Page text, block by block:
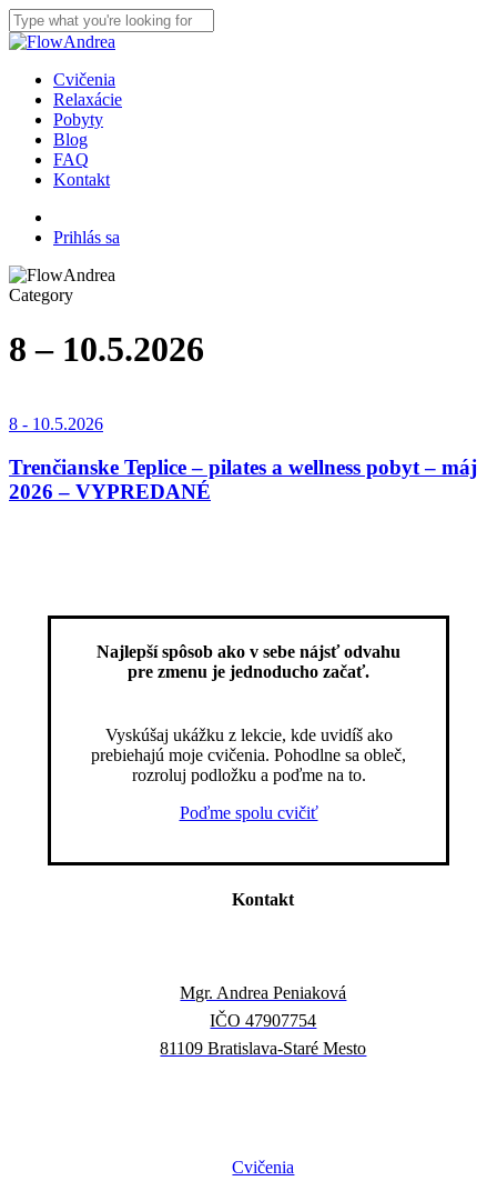
Skip
to
content
Close
Menu
Cvičenia
Relaxácie
Pobyty
Blog
FAQ
Kontakt
Prihlás sa
Category
8 – 10.5.2026
8 - 10.5.2026
Trenčianske Teplice – pilates a wellness pobyt – máj
2026 – VYPREDANÉ
Najlepší spôsob ako v sebe nájsť odvahu
pre zmenu je jednoducho začať.
Vyskúšaj ukážku z lekcie, kde uvidíš ako
prebiehajú moje cvičenia. Pohodlne sa obleč,
rozroluj podložku a poďme na to.
Poďme spolu cvičiť
Kontakt
Mgr. Andrea Peniaková
IČO 47907754
81109 Bratislava-Staré Mesto
Cvičenia